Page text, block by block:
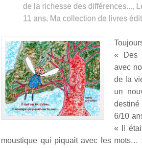
de la richesse des différences...,
11 ans, Ma collection de livres
« Des
avec
de la
un
destiné
6/10
« Il
moustique qui piquait avec les mots…